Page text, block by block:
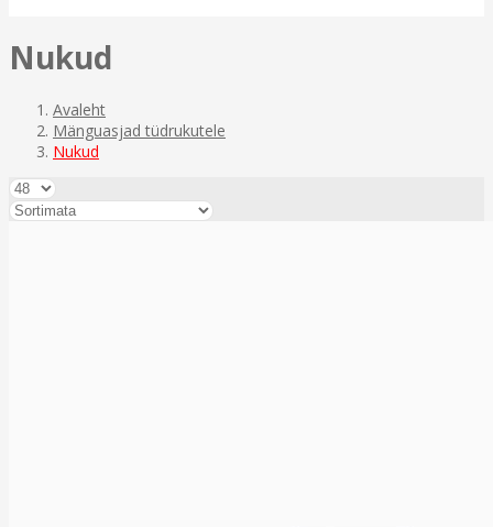
Nukud
Avaleht
Mänguasjad tüdrukutele
Nukud